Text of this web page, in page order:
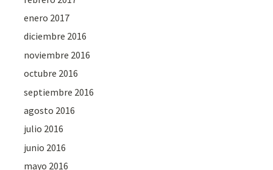
enero 2017
diciembre 2016
noviembre 2016
octubre 2016
septiembre 2016
agosto 2016
julio 2016
junio 2016
mayo 2016